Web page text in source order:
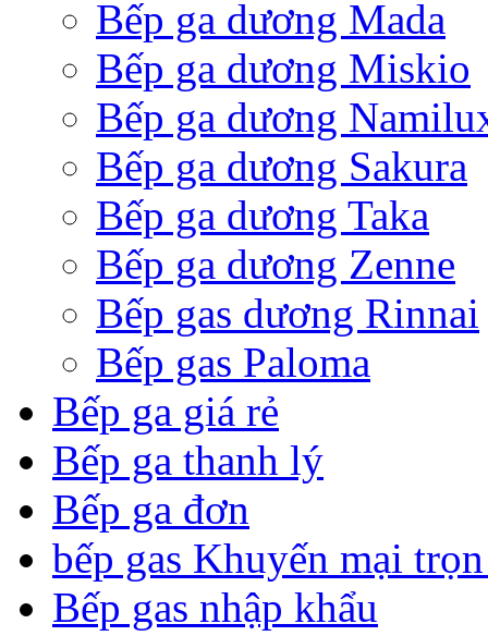
Bếp ga dương Mada
Bếp ga dương Miskio
Bếp ga dương
Bếp ga dương Sakura
Bếp ga dương Taka
Bếp ga dương Zenne
Bếp gas dương Rinnai
Bếp gas Paloma
Bếp ga giá rẻ
Bếp ga thanh lý
Bếp ga đơn
bếp gas Khuyến mại
Bếp gas nhập khẩu